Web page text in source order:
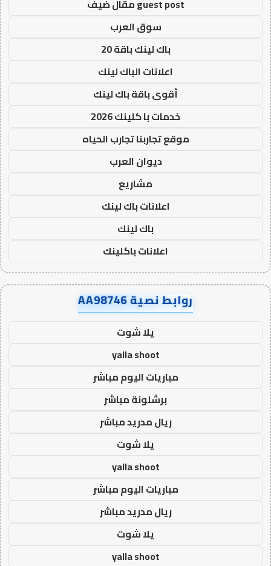
guest post مقال ضيف
سوق العرب
باك لينك باقة 20
اعلانات الباك لينك
أقوى باقة باك لينك
خدمات با كلينك 2026
موقع تجاربنا تجارب الحياه
ديوان العرب
مشاريع
اعلانات باك لينك
باك لينك
اعلانات باكلينك
روابط نصية AA98746
يلا شوت
yalla shoot
مباريات اليوم مباشر
برشلونة مباشر
ريال مدريد مباشر
يلا شوت
yalla shoot
مباريات اليوم مباشر
ريال مدريد مباشر
يلا شوت
yalla shoot